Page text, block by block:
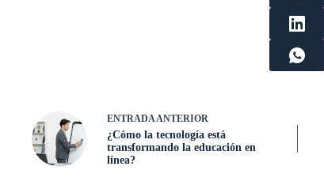
ENTRADAANTERIOR
¿Cómo la tecnología está
transformando la educación en
línea?